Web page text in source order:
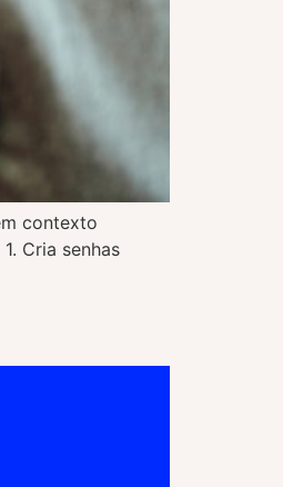
contexto
Cria senhas